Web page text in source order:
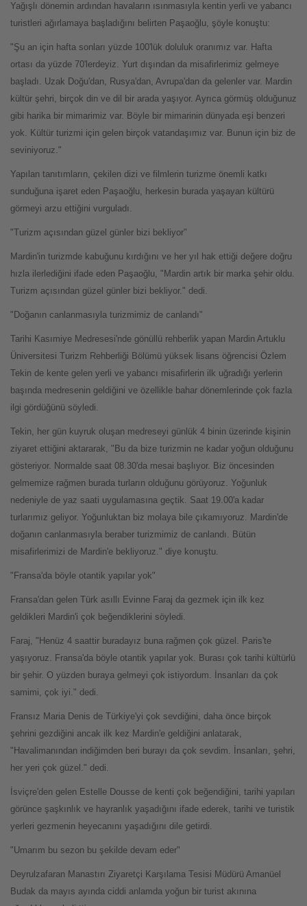
Yağışlı dönemin ardından havaların ısınmasıyla kentin yerli ve yabancı
turistleri ağırlamaya başladığını belirten Paşaoğlu, şöyle konuştu:
"Şu an için hafta sonları yüzde 100'lük doluluk oranımız var. Hafta
ortası da yüzde 70'lerdeyiz. Yurt dışından da misafirlerimiz gelmeye
başladı. Uzak Doğu'dan, Rusya'dan, Avrupa'dan da gelenler var. Mardin
kültür şehri, birçok din ve dil bir arada yaşıyor. Ayrıca görmüş olduğunuz
gibi harika bir mimarimiz var. Böyle bir mimarinin dünyada eşi benzeri
yok. Kültür turizmi için gelen birçok vatandaşımız var. Bunun için biz de
seviniyoruz."
Yapılan tanıtımların, çekilen dizi ve filmlerin turizme önemli katkı
sunduğuna işaret eden Paşaoğlu, herkesin burada yaşayan kültürü
görmeyi arzu ettiğini vurguladı.
"Turizm açısından güzel günler bizi bekliyor"
Mardin'in turizmde kabuğunu kırdığını ve her yıl hak ettiği değere doğru
hızla ilerlediğini ifade eden Paşaoğlu, "Mardin artık bir marka şehir oldu.
Turizm açısından güzel günler bizi bekliyor." dedi.
"Doğanın canlanmasıyla turizmimiz de canlandı"
Tarihi Kasımiye Medresesi'nde gönüllü rehberlik yapan Mardin Artuklu
Üniversitesi Turizm Rehberliği Bölümü yüksek lisans öğrencisi Özlem
Tekin de kente gelen yerli ve yabancı misafirlerin ilk uğradığı yerlerin
başında medresenin geldiğini ve özellikle bahar dönemlerinde çok fazla
ilgi gördüğünü söyledi.
Tekin, her gün kuyruk oluşan medreseyi günlük 4 binin üzerinde kişinin
ziyaret ettiğini aktararak, "Bu da bize turizmin ne kadar yoğun olduğunu
gösteriyor. Normalde saat 08.30'da mesai başlıyor. Biz öncesinden
gelmemize rağmen burada turların olduğunu görüyoruz. Yoğunluk
nedeniyle de yaz saati uygulamasına geçtik. Saat 19.00'a kadar
turlarımız geliyor. Yoğunluktan biz molaya bile çıkamıyoruz. Mardin'de
doğanın canlanmasıyla beraber turizmimiz de canlandı. Bütün
misafirlerimizi de Mardin'e bekliyoruz." diye konuştu.
"Fransa'da böyle otantik yapılar yok"
Fransa'dan gelen Türk asıllı Evinne Faraj da gezmek için ilk kez
geldikleri Mardin'i çok beğendiklerini söyledi.
Faraj, "Henüz 4 saattir buradayız buna rağmen çok güzel. Paris'te
yaşıyoruz. Fransa'da böyle otantik yapılar yok. Burası çok tarihi kültürlü
bir şehir. O yüzden buraya gelmeyi çok istiyordum. İnsanları da çok
samimi, çok iyi." dedi.
Fransız Maria Denis de Türkiye'yi çok sevdiğini, daha önce birçok
şehrini gezdiğini ancak ilk kez Mardin'e geldiğini anlatarak,
"Havalimanından indiğimden beri burayı da çok sevdim. İnsanları, şehri,
her yeri çok güzel." dedi.
İsviçre'den gelen Estelle Dousse de kenti çok beğendiğini, tarihi yapıları
görünce şaşkınlık ve hayranlık yaşadığını ifade ederek, tarihi ve turistik
yerleri gezmenin heyecanını yaşadığını dile getirdi.
"Umarım bu sezon bu şekilde devam eder"
Deyrulzafaran Manastırı Ziyaretçi Karşılama Tesisi Müdürü Amanüel
Budak da mayıs ayında ciddi anlamda yoğun bir turist akınına